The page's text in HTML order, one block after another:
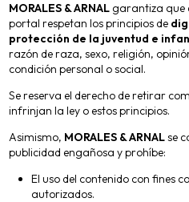
MORALES & ARNALgarantiza que
portal respetan los principios de
protección de la juventud e
razón de raza, sexo, religión,
condición personal o social.
Se reserva el derecho de retirar
infrinjan la ley o estos principios.
Asimismo, MORALES & ARNALse
publicidad engañosa y prohíbe:
El uso del contenido con fines
autorizados.